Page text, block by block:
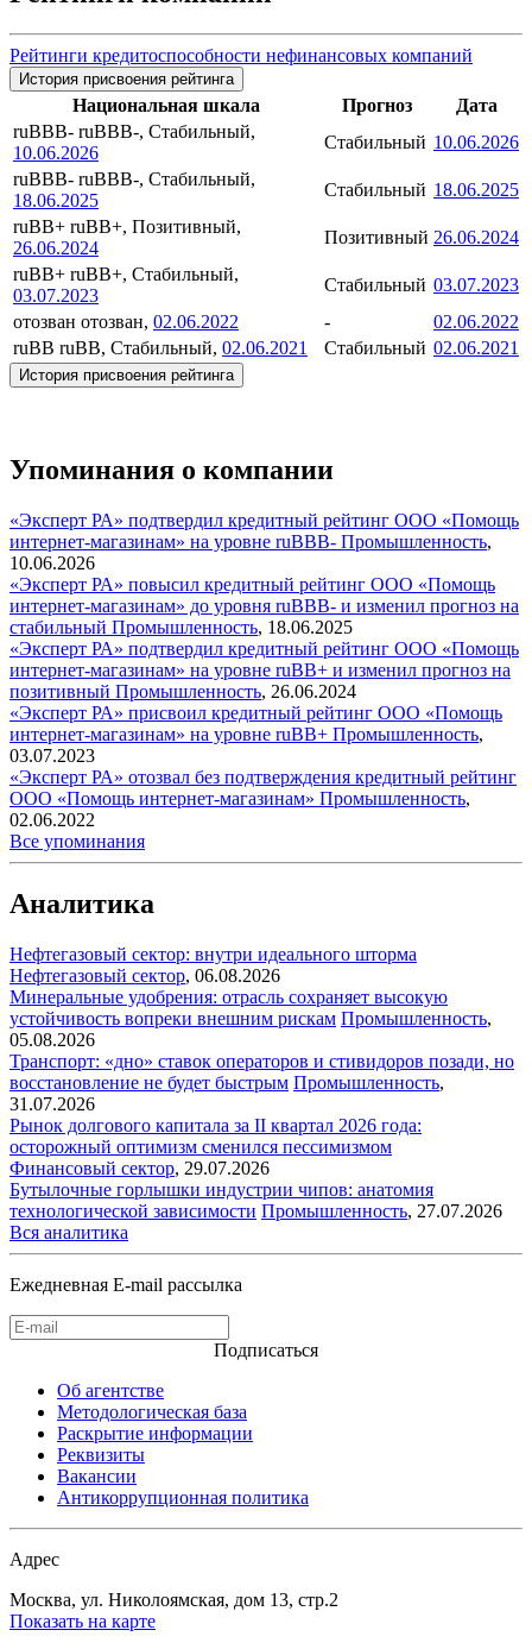
Рейтинги кредитоспособности нефинансовых компаний
История присвоения рейтинга
Национальная шкала Прогноз
Дата
ruBBB- ruBBB-, Стабильный,
10.06.2026
Стабильный 10.06.2026
ruBBB- ruBBB-, Стабильный,
18.06.2025
Стабильный 18.06.2025
ruBB+ ruBB+, Позитивный,
26.06.2024
Позитивный 26.06.2024
ruBB+ ruBB+, Стабильный,
03.07.2023
Стабильный 03.07.2023
отозван отозван, 02.06.2022 -
02.06.2022
ruBB ruBB, Стабильный, 02.06.2021 Стабильный 02.06.2021
История присвоения рейтинга
Упоминания о компании
«Эксперт РА» подтвердил кредитный рейтинг ООО «Помощь
интернет-магазинам» на уровне ruВBВ- Промышленность,
10.06.2026
«Эксперт РА» повысил кредитный рейтинг ООО «Помощь
интернет-магазинам» до уровня ruВBВ- и изменил прогноз на
стабильный Промышленность, 18.06.2025
«Эксперт РА» подтвердил кредитный рейтинг ООО «Помощь
интернет-магазинам» на уровне ruВB+ и изменил прогноз на
позитивный Промышленность, 26.06.2024
«Эксперт РА» присвоил кредитный рейтинг ООО «Помощь
интернет-магазинам» на уровне ruBB+ Промышленность,
03.07.2023
«Эксперт РА» отозвал без подтверждения кредитный рейтинг
ООО «Помощь интернет-магазинам» Промышленность,
02.06.2022
Все упоминания
Аналитика
Нефтегазовый сектор: внутри идеального шторма
Нефтегазовый сектор, 06.08.2026
Минеральные удобрения: отрасль сохраняет высокую
устойчивость вопреки внешним рискам Промышленность,
05.08.2026
Транспорт: «дно» ставок операторов и стивидоров позади, но
восстановление не будет быстрым Промышленность,
31.07.2026
Рынок долгового капитала за II квартал 2026 года:
осторожный оптимизм сменился пессимизмом
Финансовый сектор, 29.07.2026
Бутылочные горлышки индустрии чипов: анатомия
технологической зависимости Промышленность, 27.07.2026
Вся аналитика
Ежедневная E-mail рассылка
Подписаться
Об агентстве
Методологическая база
Раскрытие информации
Реквизиты
Вакансии
Антикоррупционная политика
Адрес
Москва, ул. Николоямская, дом 13, стр.2
Показать на карте